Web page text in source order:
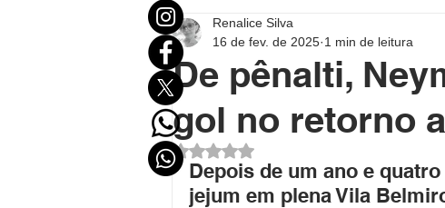
Mundo Eleições
Política no Acre Política Brasil e
De pênalti,
gol no retorno
Renalice Silva
16 de fev. de 2025 1 min de leitura
Avaliado com NaN de 5 estrelas.
Depois de um ano e
jejum em plena Vila